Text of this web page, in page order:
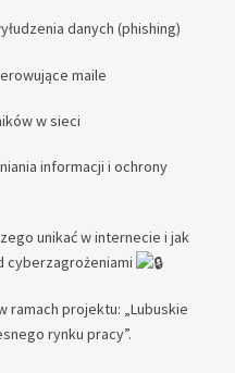
danych (phishing)
maile
w sieci
informacji i ochrony
unikać w internecie i jak
cyberzagrożeniami
ramach projektu: „Lubuskie
rynku pracy”.